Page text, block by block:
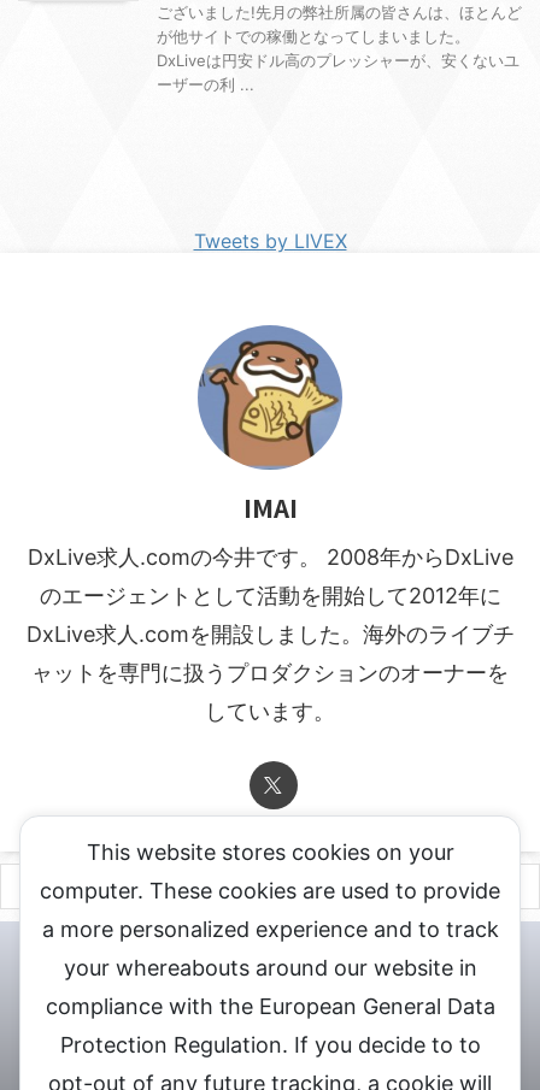
ございました!先月の弊社所属の皆さんは、ほとんど
が他サイトでの稼働となってしまいました。
DxLiveは円安ドル高のプレッシャーが、安くないユ
ーザーの利 ...
Tweets by LIVEX
IMAI
DxLive求人.comの今井です。 2008年からDxLive
のエージェントとして活動を開始して2012年に
DxLive求人.comを開設しました。海外のライブチ
ャットを専門に扱うプロダクションのオーナーを
しています。
チャットレディ登録申込 DXLIVE求人.comへお問合せ
DXLIVE 退
会・解約・移籍の申請
式サイト
DXLIVEのチャットレディ求人情報サイト
This website stores cookies on your
computer. These cookies are used to provide
a more personalized experience and to track
your whereabouts around our website in
compliance with the European General Data
Protection Regulation. If you decide to to
opt-out of any future tracking, a cookie will